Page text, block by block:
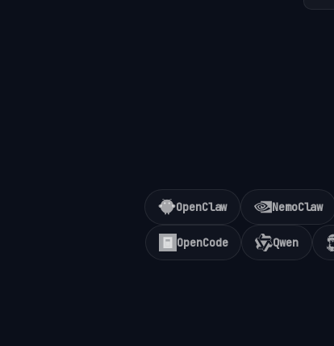
OpenClaw NemoClaw
OpenCode Qwen